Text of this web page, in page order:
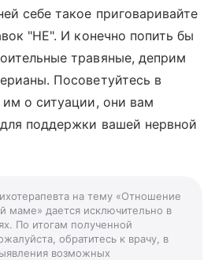
себе такое приговаривайте
"НЕ". И конечно попить бы
травяные, деприм
Посоветуйтесь в
им о ситуации, они вам
поддержки вашей нервной
на тему «Отношение
маме» дается исключительно в
По итогам полученной
обратитесь к врачу, в
возможных